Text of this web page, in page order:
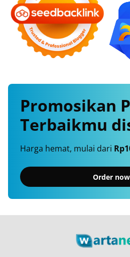
Promosikan
Terbaikmu
Harga hemat, mulai dari
Order